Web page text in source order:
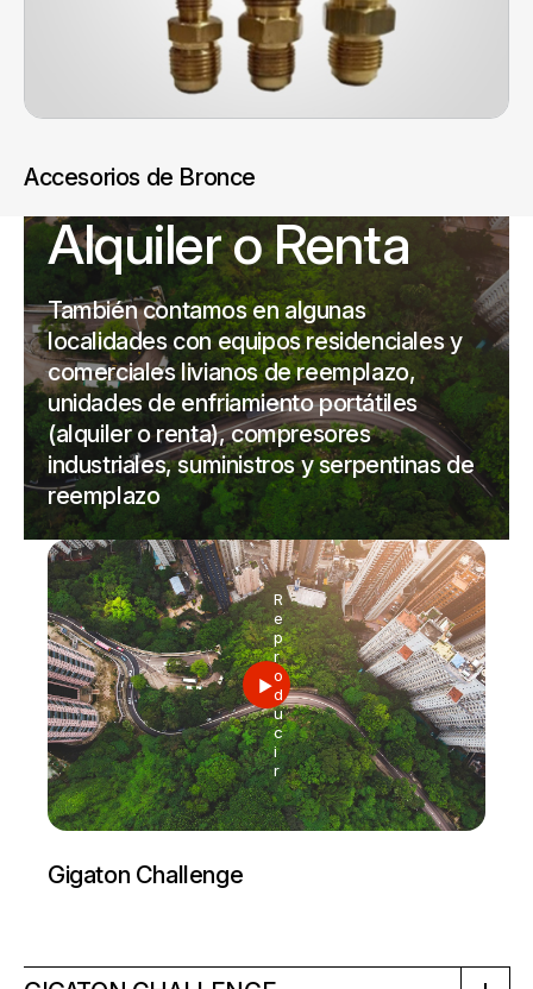
Accesorios de Bronce
Alquiler o Renta
También contamos en algunas
localidades con equipos residenciales y
comerciales livianos de reemplazo,
unidades de enfriamiento portátiles
(alquiler o renta), compresores
industriales, suministros y serpentinas de
reemplazo
R
e
p
r
o
d
u
c
i
r
Gigaton Challenge